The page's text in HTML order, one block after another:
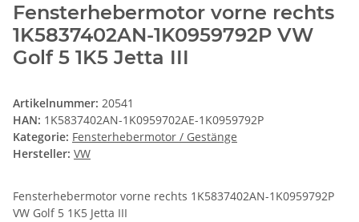
Fensterhebermotor vorne rechts
1K5837402AN-1K0959792P VW
Golf 5 1K5 Jetta III
Artikelnummer: 20541
HAN: 1K5837402AN-1K0959702AE-1K0959792P
Kategorie: Fensterhebermotor / Gestänge
Hersteller: VW
Fensterhebermotor vorne rechts 1K5837402AN-1K0959792P
VW Golf 5 1K5 Jetta III